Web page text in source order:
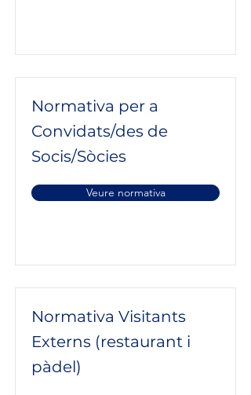
Normativa per a
Convidats/des de
Socis/Sòcies
Veure normativa
Normativa Visitants
Externs (restaurant i
pàdel)